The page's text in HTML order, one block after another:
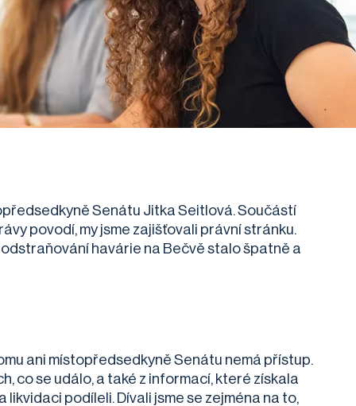
Senátu Jitka Seitlová. Součástí
povodí, my jsme zajišťovali právní stránku.
havárie na Bečvě stalo špatně a
ani místopředsedkyně Senátu nemá přístup.
co se událo, a také z informací, které získala
podíleli. Dívali jsme se zejména na to,